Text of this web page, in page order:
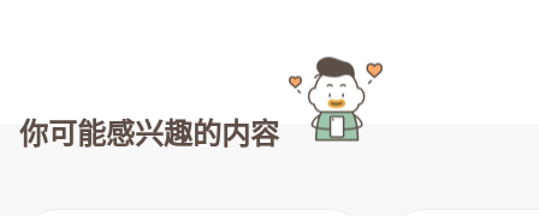
你可能感兴趣的内容